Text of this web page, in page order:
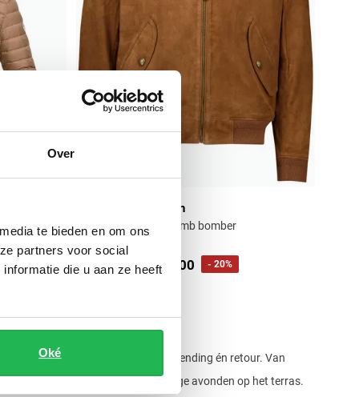
Over
te bieden en om ons
partners voor social
die u aan ze heeft
Oké
Polo Ralph Lauren
tussenjas suede lamb bomber
€ 995,00 € 796,00 - 20%
bruine zomerjassen met gratis verzending én retour. Van
ochtenden, zomerse buien en lange avonden op het terras.